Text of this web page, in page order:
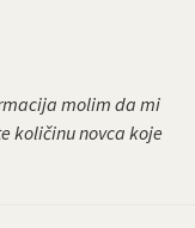
molim da mi
količinu novca koje